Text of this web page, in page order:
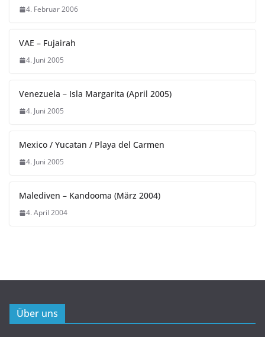
4. Februar 2006
VAE – Fujairah
4. Juni 2005
Venezuela – Isla Margarita (April 2005)
4. Juni 2005
Mexico / Yucatan / Playa del Carmen
4. Juni 2005
Malediven – Kandooma (März 2004)
4. April 2004
Über uns